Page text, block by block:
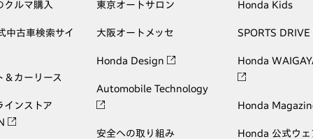
クルマ購入
中古車検索サイ
＆カーリース
インストア
東京オートサロン
大阪オートメッセ
Honda Design
Automobile Technology
安全への取り組み
Honda Kids
SPORTS DRIVE
Honda
Honda
Honda 公式ウェ